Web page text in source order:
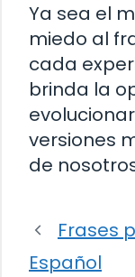
Ya sea el
miedo al
cada
brinda la
versiones
de
Frases
Español